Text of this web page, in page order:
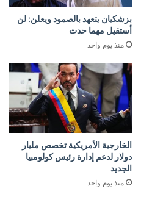
بزشكيان يتعهد بالصمود ويعلن: لن
أستقيل مهما حدث
منذ يوم واحد
الخارجية الأمريكية تخصص مليار
دولار لدعم إدارة رئيس كولومبيا
الجديد
منذ يوم واحد